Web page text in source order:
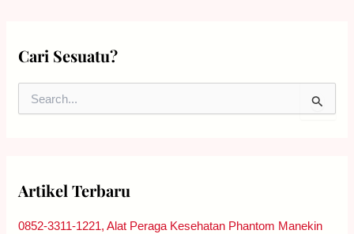
Cari Sesuatu?
e
f
r
Artikel Terbaru
0852-3311-1221, Alat Peraga Kesehatan Phantom Manekin